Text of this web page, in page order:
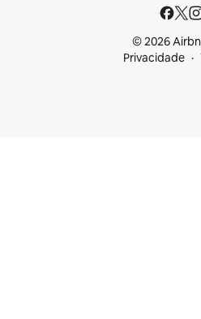
© 2026
Privacidade